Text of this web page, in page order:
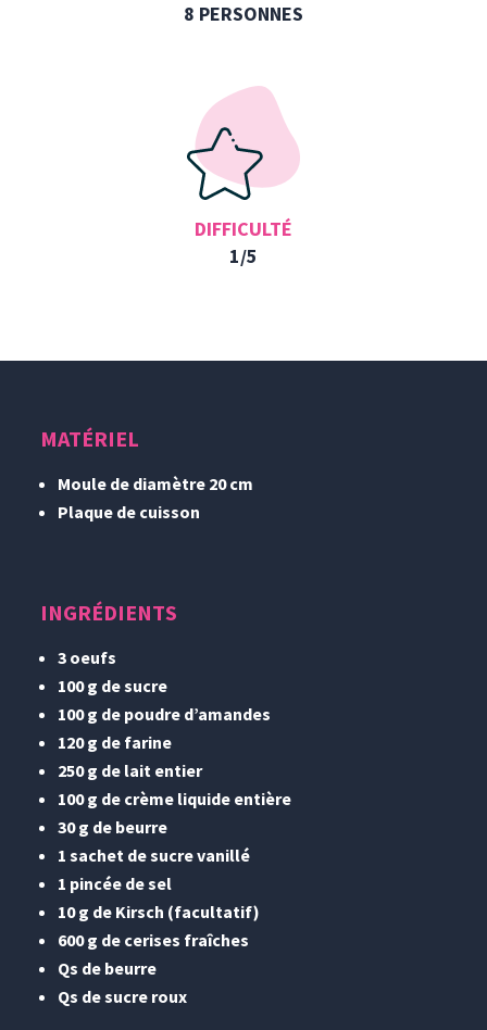
8 PERSONNES
DIFFICULTÉ
1/5
MATÉRIEL
Moule de diamètre 20 cm
Plaque de cuisson
INGRÉDIENTS
3 oeufs
100 g de sucre
100 g de poudre d’amandes
120 g de farine
250 g de lait entier
100 g de crème liquide entière
30 g de beurre
1 sachet de sucre vanillé
1 pincée de sel
10 g de Kirsch (facultatif)
600 g de cerises fraîches
Qs de beurre
Qs de sucre roux